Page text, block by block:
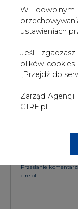
W dowolnym
ustawieniach
Jeśli
plików cookies
„Przejdź do
Zarząd Agencji
CIRE.pl
KOMENTARZE
TREŚĆ
Przesłanie
cire.pl